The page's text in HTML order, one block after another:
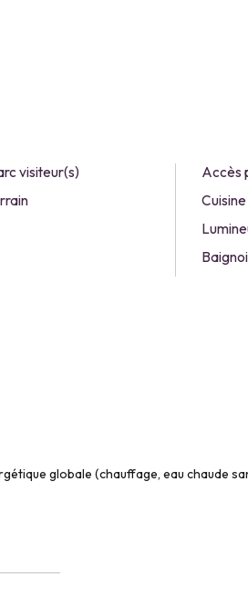
visiteur(s)
Accès
globale (chauffage, eau chaude